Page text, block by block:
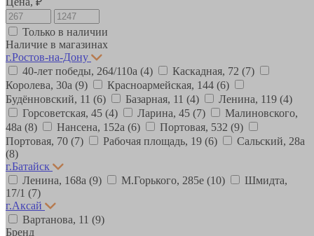
Только в наличии
Наличие в магазинах
г.Ростов-на-Дону
40-лет победы, 264/110а (4) Каскадная, 72 (7)
Королева, 30а (9) Красноармейская, 144 (6)
Будённовский, 11 (6) Базарная, 11 (4) Ленина, 119 (4)
Горсоветская, 45 (4) Ларина, 45 (7)
Малиновского,
48а (8) Нансена, 152а (6) Портовая, 532 (9)
Портовая, 70 (7) Рабочая площадь, 19 (6)
Сальский, 28a
(8)
г.Батайск
Ленина, 168а (9) М.Горького, 285е (10)
Шмидта,
17/1 (7)
г.Аксай
Вартанова, 11 (9)
Бренд